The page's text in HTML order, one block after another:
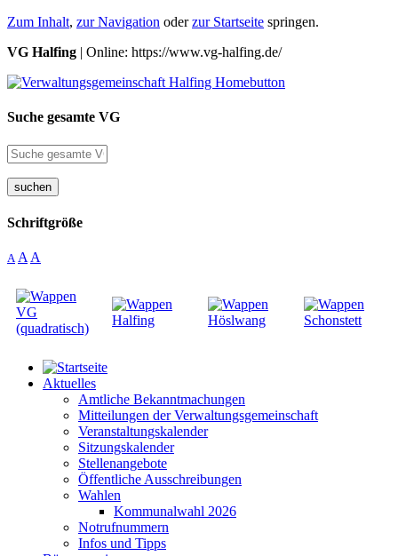
Zum Inhalt, zur Navigation oderzur Startseite springen.
VG Halfing | Online: https://www.vg-halfing.de/
Suche gesamte VG
suchen
Schriftgröße
A A A
Aktuelles
Amtliche Bekanntmachungen
Mitteilungen der Verwaltungsgemeinschaft
Veranstaltungskalender
Sitzungskalender
Stellenangebote
Öffentliche Ausschreibungen
Wahlen
Kommunalwahl 2026
Notrufnummern
Infos und Tipps